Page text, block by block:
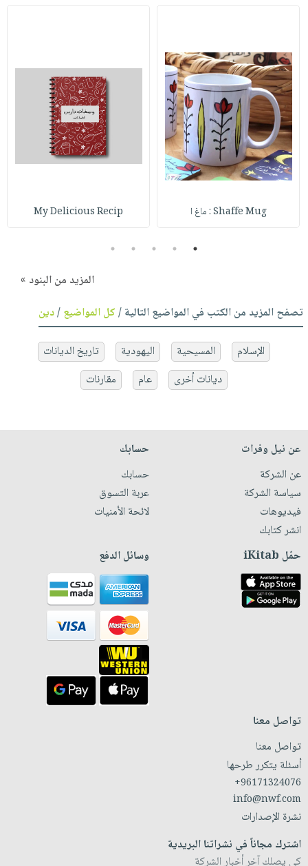
Shaffe Mug : ماغ ا My Delicious Recip
1
2
3
4
5
المزيد من البنود »
تصفح المزيد من الكتب في المواضيع التالية /كل المواضيع/دين
الإسلام المسيحية اليهودية
تاريخ الديانات
ديانات أخرى
عام مقارنات
عن نيل وفرات
عن الشركة
سياسة الشركة
فيديوهات
انشر كتابك
حسابك
حسابك
عربة التسوق
لائحة الأمنيات
حمّل iKitab وسائل الدفع
تواصل معنا
تواصل معنا
أسئلة يتكرر طرحها
+96171324076
info@nwf.com
نشرة الإصدارات
اشترك مجاناً في نشراتنا البريدية
كي يصلك آخر أخبار الشركة